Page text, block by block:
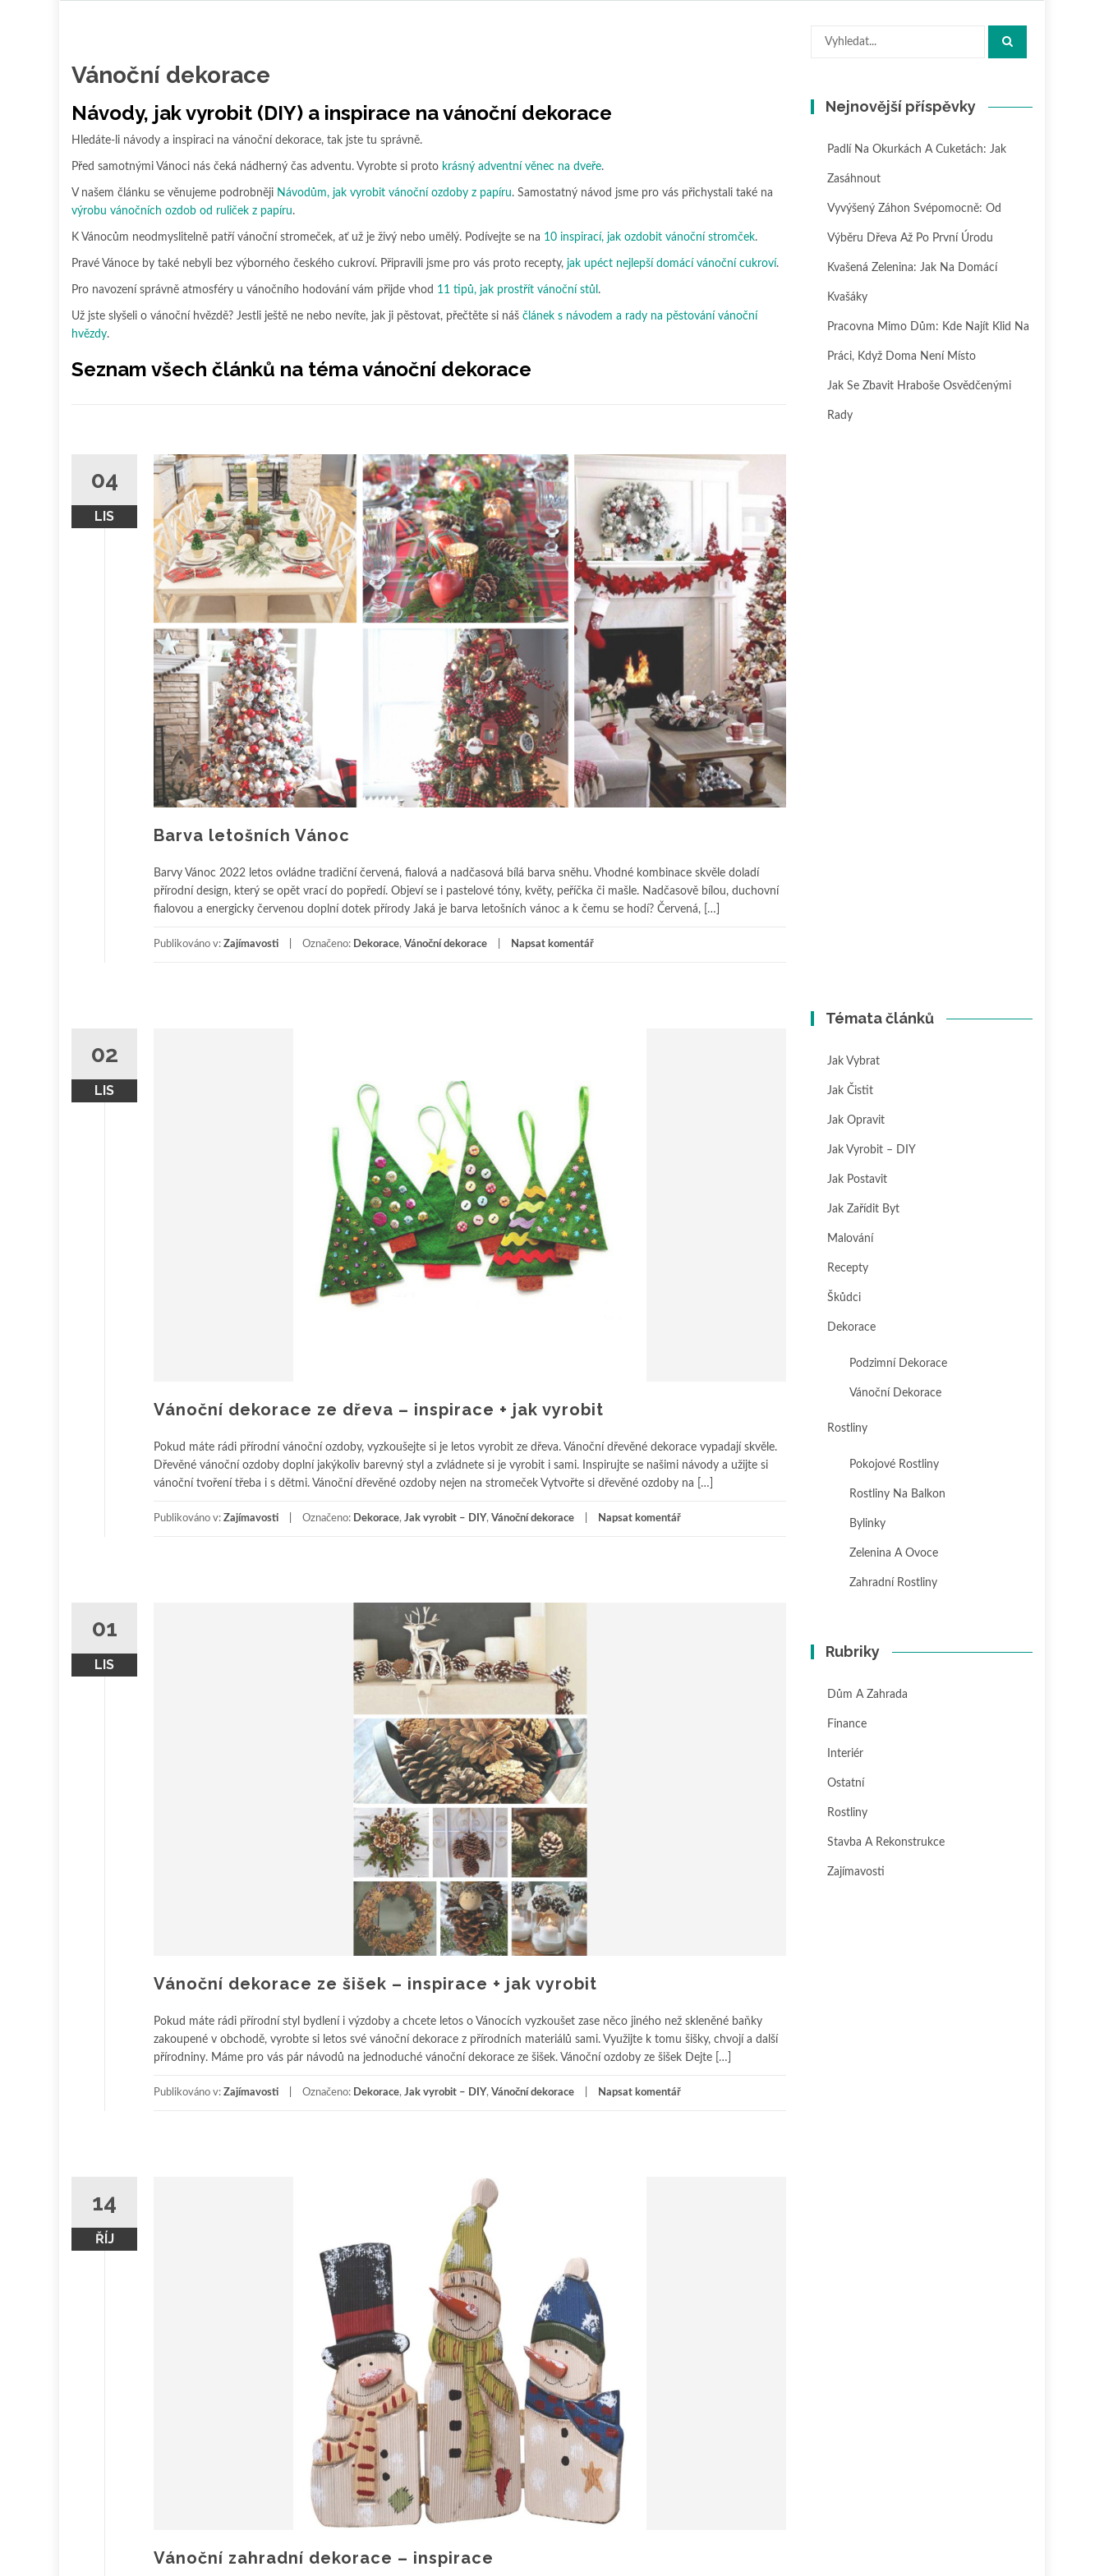
Vánoční dekorace
Návody, jak vyrobit (DIY) a inspirace na vánoční dekorace
Hledáte-li návody a inspiraci na vánoční dekorace, tak jste tu správně.
Před samotnými Vánoci nás čeká nádherný čas adventu. Vyrobte si proto krásný adventní věnec na dveře.
V našem článku se věnujeme podrobněji Návodům, jak vyrobit vánoční ozdoby z papíru. Samostatný návod jsme pro vás přichystali také na
výrobu vánočních ozdob od ruliček z papíru.
K Vánocům neodmyslitelně patří vánoční stromeček, ať už je živý nebo umělý. Podívejte se na 10 inspirací, jak ozdobit vánoční stromček.
Pravé Vánoce by také nebyli bez výborného českého cukroví. Připravili jsme pro vás proto recepty, jak upéct nejlepší domácí vánoční cukroví.
Pro navození správně atmosféry u vánočního hodování vám přijde vhod 11 tipů, jak prostřít vánoční stůl .
Už jste slyšeli o vánoční hvězdě? Jestli ještě ne nebo nevíte, jak ji pěstovat, přečtěte si náš článek s návodem a rady na pěstování vánoční
hvězdy.
Seznam všech článků na téma vánoční dekorace
04
LIS
Barva letošních Vánoc
Barvy Vánoc 2022 letos ovládne tradiční červená, fialová a nadčasová bílá barva sněhu. Vhodné kombinace skvěle doladí
přírodní design, který se opět vrací do popředí. Objeví se i pastelové tóny, květy, peříčka či mašle. Nadčasově bílou, duchovní
fialovou a energicky červenou doplní dotek přírody Jaká je barva letošních vánoc a k čemu se hodí? Červená, […]
Publikováno v: Zajímavosti Označeno: Dekorace, Vánoční dekorace Napsat komentář
02
LIS
Vánoční dekorace ze dřeva – inspirace + jak vyrobit
Pokud máte rádi přírodní vánoční ozdoby, vyzkoušejte si je letos vyrobit ze dřeva. Vánoční dřevěné dekorace vypadají skvěle.
Dřevěné vánoční ozdoby doplní jakýkoliv barevný styl a zvládnete si je vyrobit i sami. Inspirujte se našimi návody a užijte si
vánoční tvoření třeba i s dětmi. Vánoční dřevěné ozdoby nejen na stromeček Vytvořte si dřevěné ozdoby na […]
Publikováno v: Zajímavosti Označeno: Dekorace, Jak vyrobit – DIY, Vánoční dekorace Napsat komentář
01
LIS
Vánoční dekorace ze šišek – inspirace + jak vyrobit
Pokud máte rádi přírodní styl bydlení i výzdoby a chcete letos o Vánocích vyzkoušet zase něco jiného než skleněné baňky
zakoupené v obchodě, vyrobte si letos své vánoční dekorace z přírodních materiálů sami. Využijte k tomu šišky, chvojí a další
přírodniny. Máme pro vás pár návodů na jednoduché vánoční dekorace ze šišek. Vánoční ozdoby ze šišek Dejte […]
Publikováno v: Zajímavosti Označeno: Dekorace, Jak vyrobit – DIY, Vánoční dekorace Napsat komentář
14
ŘÍJ
Vánoční zahradní dekorace – inspirace
Hledat:
Nejnovější příspěvky
Padlí Na Okurkách A Cuketách: Jak
Zasáhnout
Vyvýšený Záhon Svépomocně: Od
Výběru Dřeva Až Po První Úrodu
Kvašená Zelenina: Jak Na Domácí
Kvašáky
Pracovna Mimo Dům: Kde Najít Klid Na
Práci, Když Doma Není Místo
Jak Se Zbavit Hraboše Osvědčenými
Rady
Témata článků
Jak Vybrat
Jak Čistit
Jak Opravit
Jak Vyrobit – DIY
Jak Postavit
Jak Zařídit Byt
Malování
Recepty
Škůdci
Dekorace
Podzimní Dekorace
Vánoční Dekorace
Rostliny
Pokojové Rostliny
Rostliny Na Balkon
Bylinky
Zelenina A Ovoce
Zahradní Rostliny
Rubriky
Dům A Zahrada
Finance
Interiér
Ostatní
Rostliny
Stavba A Rekonstrukce
Zajímavosti